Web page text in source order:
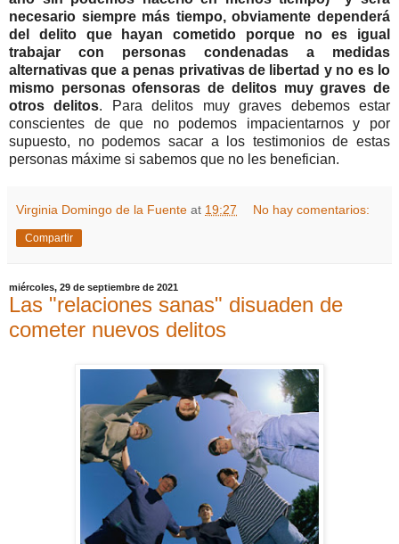
necesario siempre más tiempo, obviamente dependerá
del delito que hayan cometido porque no es igual
trabajar con personas condenadas a medidas
alternativas que a penas privativas de libertad y no es lo
mismo personas ofensoras de delitos muy graves de
otros delitos. Para delitos muy graves debemos estar
conscientes de que no podemos impacientarnos y por
supuesto, no podemos sacar a los testimonios de estas
personas máxime si sabemos que no les benefician.
Virginia Domingo de la Fuente at 19:27 No hay comentarios:
Compartir
miércoles, 29 de septiembre de 2021
Las "relaciones sanas" disuaden de
cometer nuevos delitos